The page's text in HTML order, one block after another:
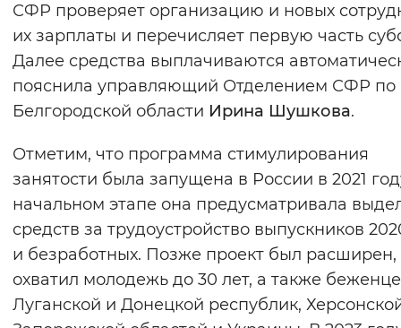
СФР проверяет организацию и новых
их зарплаты и перечисляет первую часть
Далее средства выплачиваются
пояснила управляющий Отделением СФР по
Белгородской области Ирина Шушкова.
Отметим, что программа стимулирования
занятости была запущена в России в 2021
начальном этапе она предусматривала
средств за трудоустройство выпускников
и безработных. Позже проект был расширен,
охватил молодежь до 30 лет, а также
Луганской и Донецкой республик,